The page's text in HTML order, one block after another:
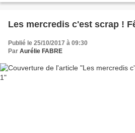
Les mercredis c'est scrap !
Publié le 25/10/2017 à 09:30
Par Aurélie FABRE